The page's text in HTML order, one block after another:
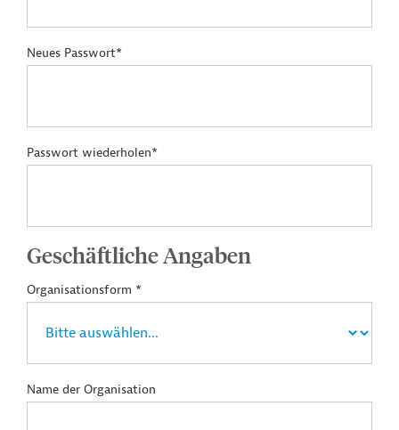
Neues Passwort*
Passwort wiederholen*
Geschäftliche Angaben
Organisationsform *
Name der Organisation